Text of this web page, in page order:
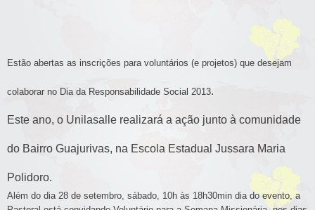
Estão abertas as inscrições para voluntários (e projetos) que desejam
colaborar no Dia da Responsabilidade Social 2013.
Este ano, o Unilasalle realizará a ação junto à comunidade
do Bairro Guajurivas, na Escola Estadual Jussara Maria
Polidoro.
Além do dia 28 de setembro, sábado, 10h às 18h30min dia do evento, a